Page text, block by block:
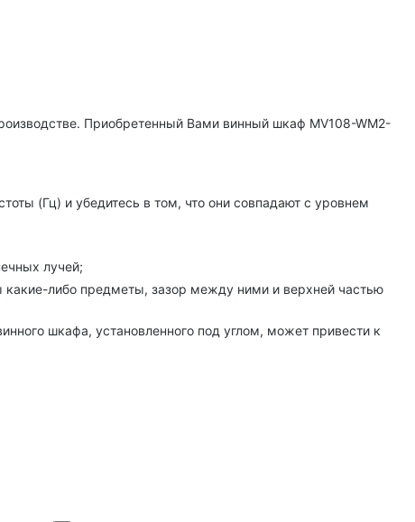
Приобретенный Вами винный шкаф MV108-WM2-
(Гц) и убедитесь в том, что они совпадают с уровнем
лучей;
какие-либо предметы, зазор между ними и верхней частью
шкафа, установленного под углом, может привести к